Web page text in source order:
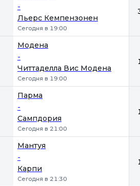
-
Льерс Кемпензонен
Сегодня в 19:00
Модена
-
Читтаделла Вис Модена
Сегодня в 19:00
Парма
-
Сампдория
Сегодня в 21:00
Мантуя
-
Карпи
Сегодня в 21:30